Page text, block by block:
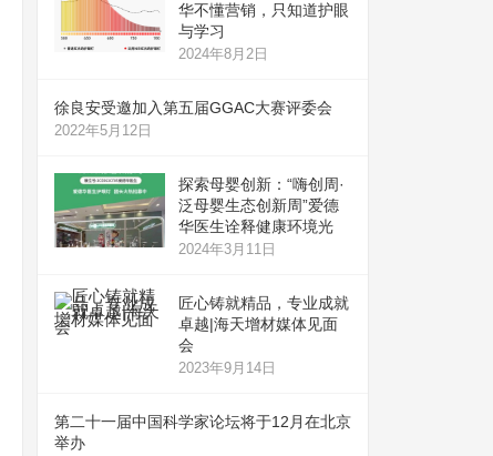
华不懂营销，只知道护眼
与学习
2024年8月2日
徐良安受邀加入第五届GGAC大赛评委会
2022年5月12日
探索母婴创新：“嗨创周·
泛母婴生态创新周”爱德
华医生诠释健康环境光
2024年3月11日
匠心铸就精品，专业成就
卓越|海天增材媒体见面
会
2023年9月14日
第二十一届中国科学家论坛将于12月在北京
举办